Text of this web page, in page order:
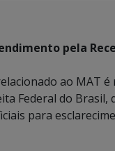
pela
ao MAT é
Federal do Brasil,
para